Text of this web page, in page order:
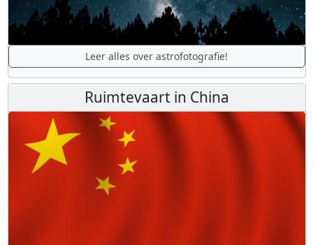
Leer alles over astrofotografie!
Ruimtevaart in China